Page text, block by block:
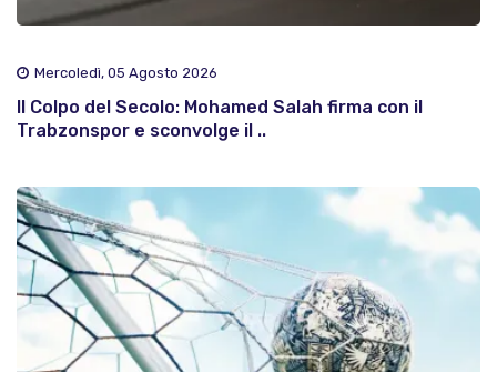
Mercoledì, 05 Agosto 2026
Il Colpo del Secolo: Mohamed Salah firma con il
Trabzonspor e sconvolge il ..